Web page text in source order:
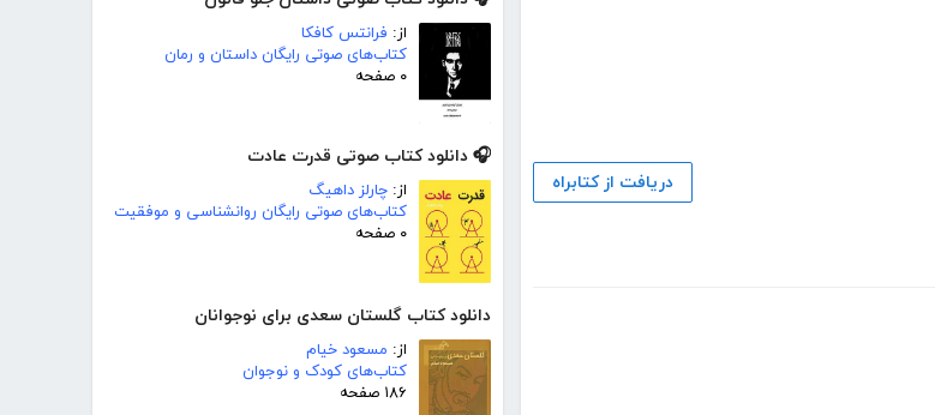
از: فرانتس کافکا
کتاب‌های صوتی رایگان داستان و رمان
۰ صفحه
🎧 دانلود کتاب صوتی قدرت عادت
از: چارلز داهیگ
کتاب‌های صوتی رایگان روانشناسی و موفقیت
۰ صفحه
دانلود کتاب گلستان سعدی برای نوجوانان
از: مسعود خیام
کتاب‌های کودک و نوجوان
۱۸۶ صفحه
دریافت از کتابراه